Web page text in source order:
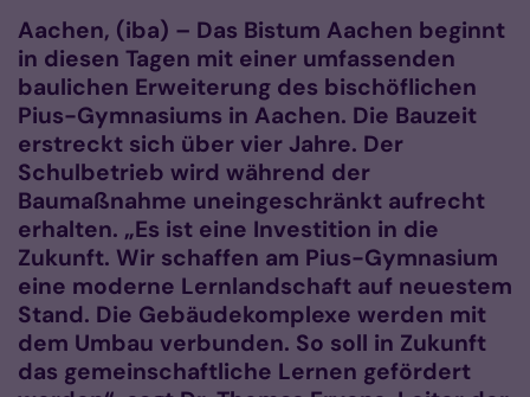
Aachen, (iba) – Das Bistum Aachen beginnt
in diesen Tagen mit einer umfassenden
baulichen Erweiterung des bischöflichen
Pius-Gymnasiums in Aachen. Die Bauzeit
erstreckt sich über vier Jahre. Der
Schulbetrieb wird während der
Baumaßnahme uneingeschränkt aufrecht
erhalten. „Es ist eine Investition in die
Zukunft. Wir schaffen am Pius-Gymnasium
eine moderne Lernlandschaft auf neuestem
Stand. Die Gebäudekomplexe werden mit
dem Umbau verbunden. So soll in Zukunft
das gemeinschaftliche Lernen gefördert